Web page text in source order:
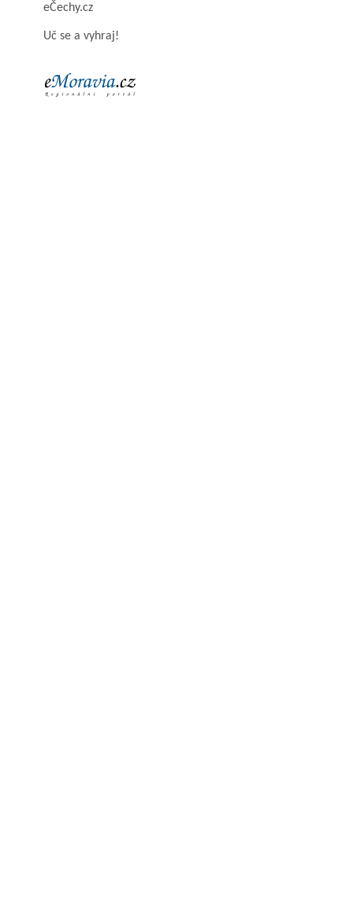
eČechy.cz
Uč se a vyhraj!